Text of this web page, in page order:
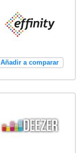
Añadir a comparar